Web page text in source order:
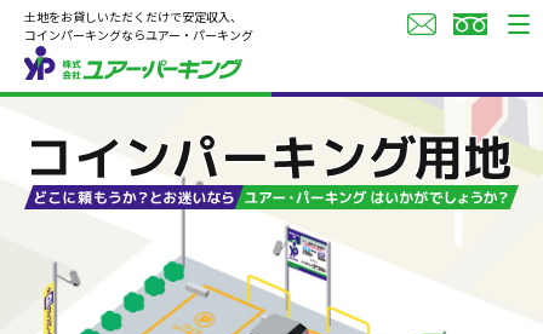
土地をお貸しいただくだけで安定収入、
コインパーキングならユアー・パーキング